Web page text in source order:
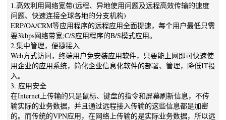
1.高效利用网络宽带(远程、异地使用问题及远程高效传输的速度
问题、快速连接全球各地的分支机构)
ERP/OA/CRM等应用程序的远程应用全面提速，每个用户最低只需
要3kbps网络带宽;C/S应用程序的B/S模式应用。
2.集中管理，便捷接入
Web方式访问，终端用户免安装应用软件，只要能上网即可快速使
用企业的应用系统，简化企业信息化软件的部署、管理，降低IT投
入。
3. 应用安全
在Internet上传输的只是鼠标、键盘的指令和屏幕刷新信息，不传
输实际的业务数据，并且通过远程接入传输的这些信息都是加密
的。而传统的VPN应用，在网络上传输的是实际业务数据，所以远